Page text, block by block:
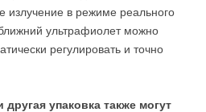
излучение в режиме реального
ультрафиолет можно
регулировать и точно
упаковка также могут